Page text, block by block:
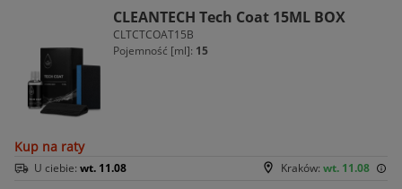
CLEANTECH Tech Coat 15ML BOX
CLTCTCOAT15B
Pojemność [ml]: 15
Kup na raty
Kraków: wt. 11.08
U ciebie: wt. 11.08